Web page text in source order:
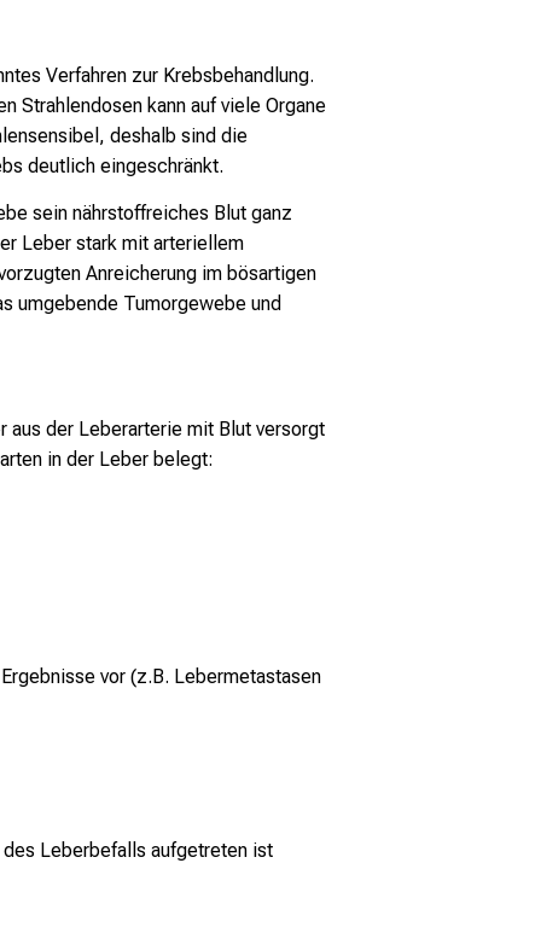
Verfahren zur Krebsbehandlung.
Strahlendosen kann auf viele Organe
deshalb sind die
deutlich eingeschränkt.
sein nährstoffreiches Blut ganz
Leber stark mit arteriellem
Anreicherung im bösartigen
umgebende Tumorgewebe und
aus der Leberarterie mit Blut versorgt
in der Leber belegt:
vor (z.B. Lebermetastasen
Leberbefalls aufgetreten ist